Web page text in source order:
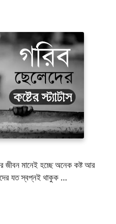
জীবন মানেই হচ্ছে অনেক কষ্ট আর
যত স্বপ্নই থাকুক …